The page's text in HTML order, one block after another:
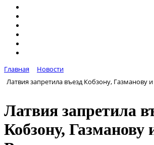
Главная
Новости
Латвия запретила въезд Кобзону, Газманову
Латвия запретила
Кобзону, Газманову